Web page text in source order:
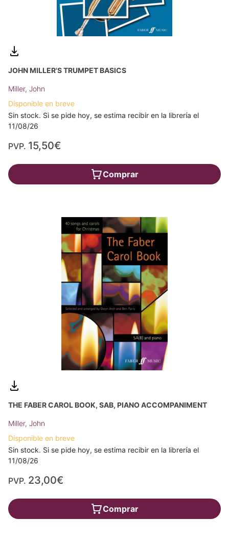
JOHN MILLER'S TRUMPET BASICS
Miller, John
Disponible en breve
Sin stock. Si se pide hoy, se estima recibir en la librería el
11/08/26
PVP. 15,50€
Comprar
THE FABER CAROL BOOK, SAB, PIANO ACCOMPANIMENT
Miller, John
Disponible en breve
Sin stock. Si se pide hoy, se estima recibir en la librería el
11/08/26
PVP. 23,00€
Comprar